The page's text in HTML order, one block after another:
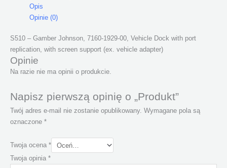
Opis
Opinie (0)
S510 – Gamber Johnson, 7160-1929-00, Vehicle Dock with port
replication, with screen support (ex. vehicle adapter)
Opinie
Na razie nie ma opinii o produkcie.
Napisz pierwszą opinię o „Produkt”
Twój adres e-mail nie zostanie opublikowany. Wymagane pola są
oznaczone *
Twoja ocena *
Twoja opinia *